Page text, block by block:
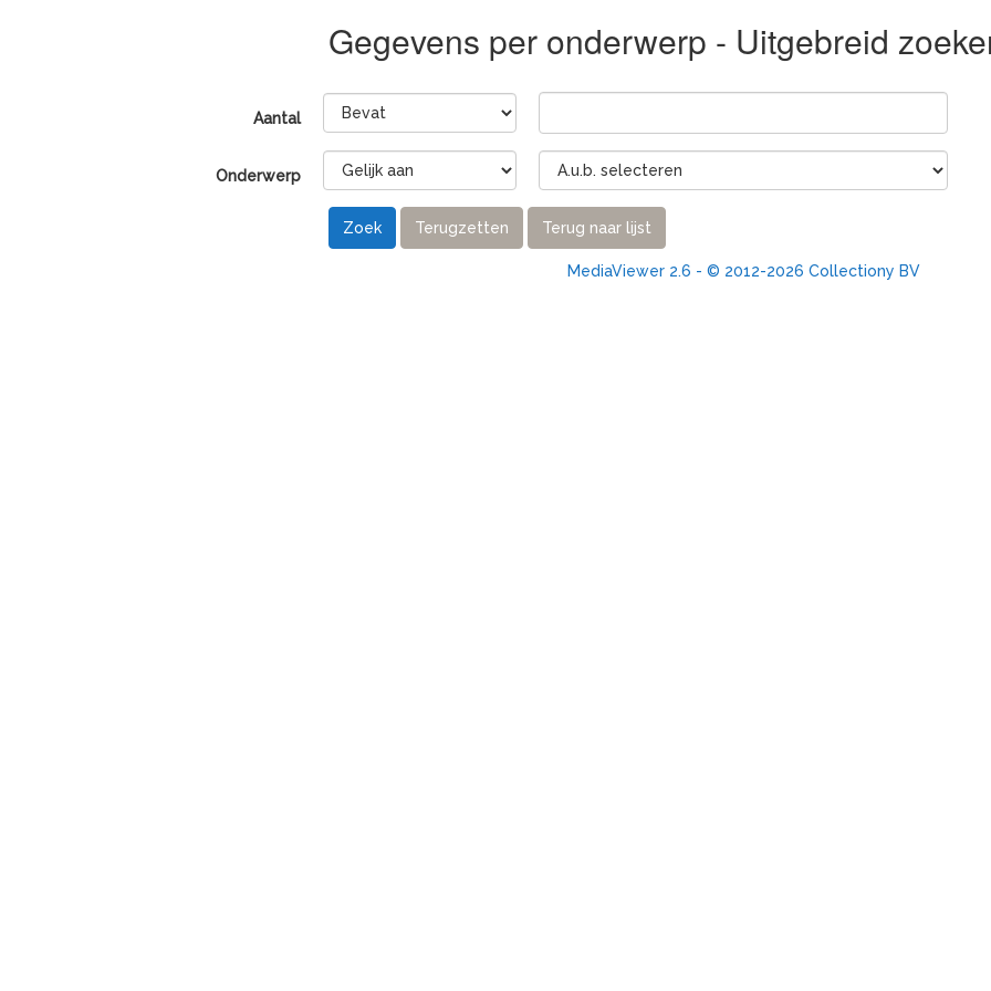
Gegevens per onderwerp - Uitgebreid
Aantal
Onderwerp
Zoek Terugzetten Terug naar lijst
MediaViewer 2.6 - © 2012-2026 Collectiony BV